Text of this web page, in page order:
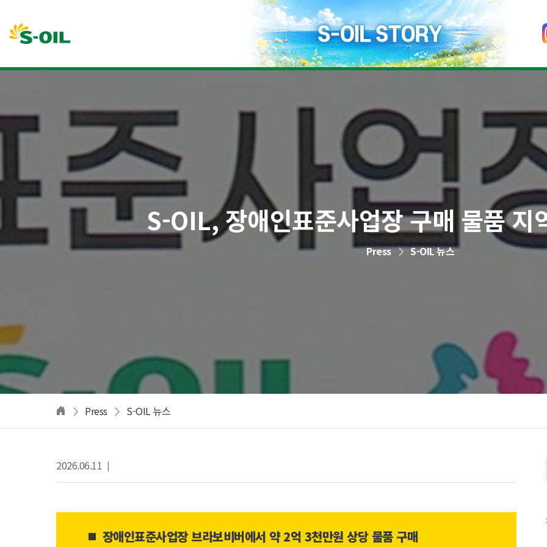
S-OIL, 장애인표준사업장 구매 물품 지
Press S-OIL 뉴스
Press S-OIL 뉴스
2026.06.11 |
장애인표준사업장 브라보비버에서 약 2억 3천만원 상당 물품 구매